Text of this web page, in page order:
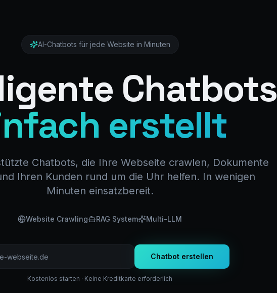
AI-Chatbots für jede Website in Minuten
Chatbots
erstellt
Chatbots, die Ihre Webseite crawlen, Dokumente
Ihren Kunden rund um die Uhr helfen. In wenigen
Minuten einsatzbereit.
Website Crawling RAG System Multi-LLM
Chatbot erstellen
Kostenlos starten · Keine Kreditkarte erforderlich